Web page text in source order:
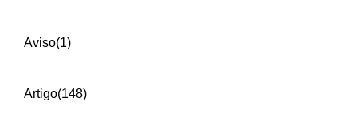
Aviso(1)
Artigo(148)